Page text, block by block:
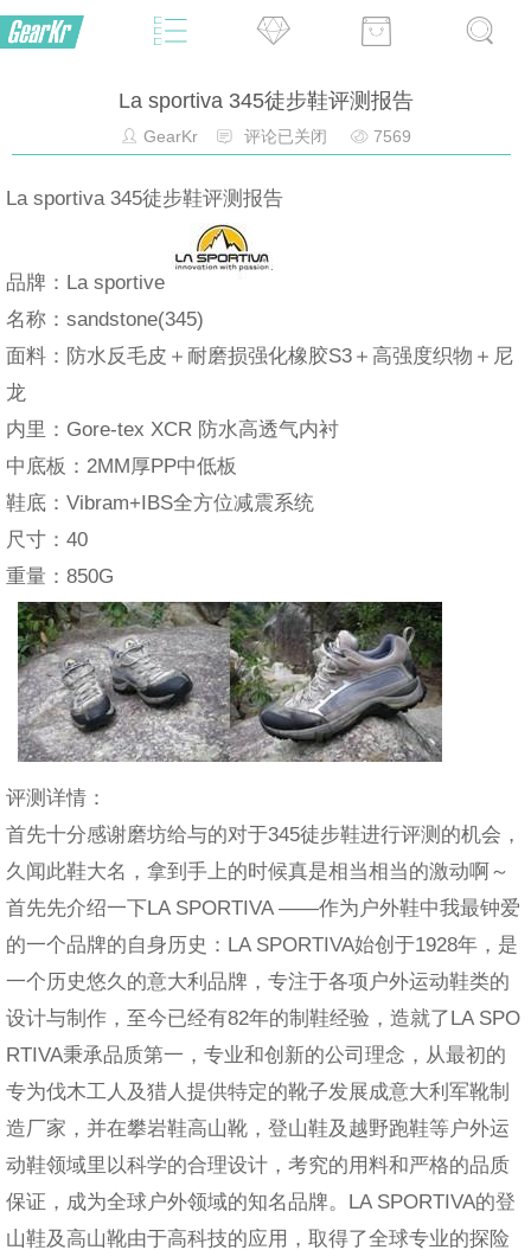
La sportiva 345徒步鞋评测报告
GearKr 评论已关闭 7569
La sportiva 345徒步鞋评测报告
品牌：La sportive
名称：sandstone(345)
面料：防水反毛皮＋耐磨损强化橡胶S3＋高强度织物＋尼
龙
内里：Gore-tex XCR 防水高透气内衬
中底板：2MM厚PP中低板
鞋底：Vibram+IBS全方位减震系统
尺寸：40
重量：850G
评测详情：
首先十分感谢磨坊给与的对于345徒步鞋进行评测的机会，
久闻此鞋大名，拿到手上的时候真是相当相当的激动啊～
首先先介绍一下LA SPORTIVA ——作为户外鞋中我最钟爱
的一个品牌的自身历史：LA SPORTIVA始创于1928年，是
一个历史悠久的意大利品牌，专注于各项户外运动鞋类的
设计与制作，至今已经有82年的制鞋经验，造就了LA SPO
RTIVA秉承品质第一，专业和创新的公司理念，从最初的
专为伐木工人及猎人提供特定的靴子发展成意大利军靴制
造厂家，并在攀岩鞋高山靴，登山鞋及越野跑鞋等户外运
动鞋领域里以科学的合理设计，考究的用料和严格的品质
保证，成为全球户外领域的知名品牌。LA SPORTIVA的登
山鞋及高山靴由于高科技的应用，取得了全球专业的探险